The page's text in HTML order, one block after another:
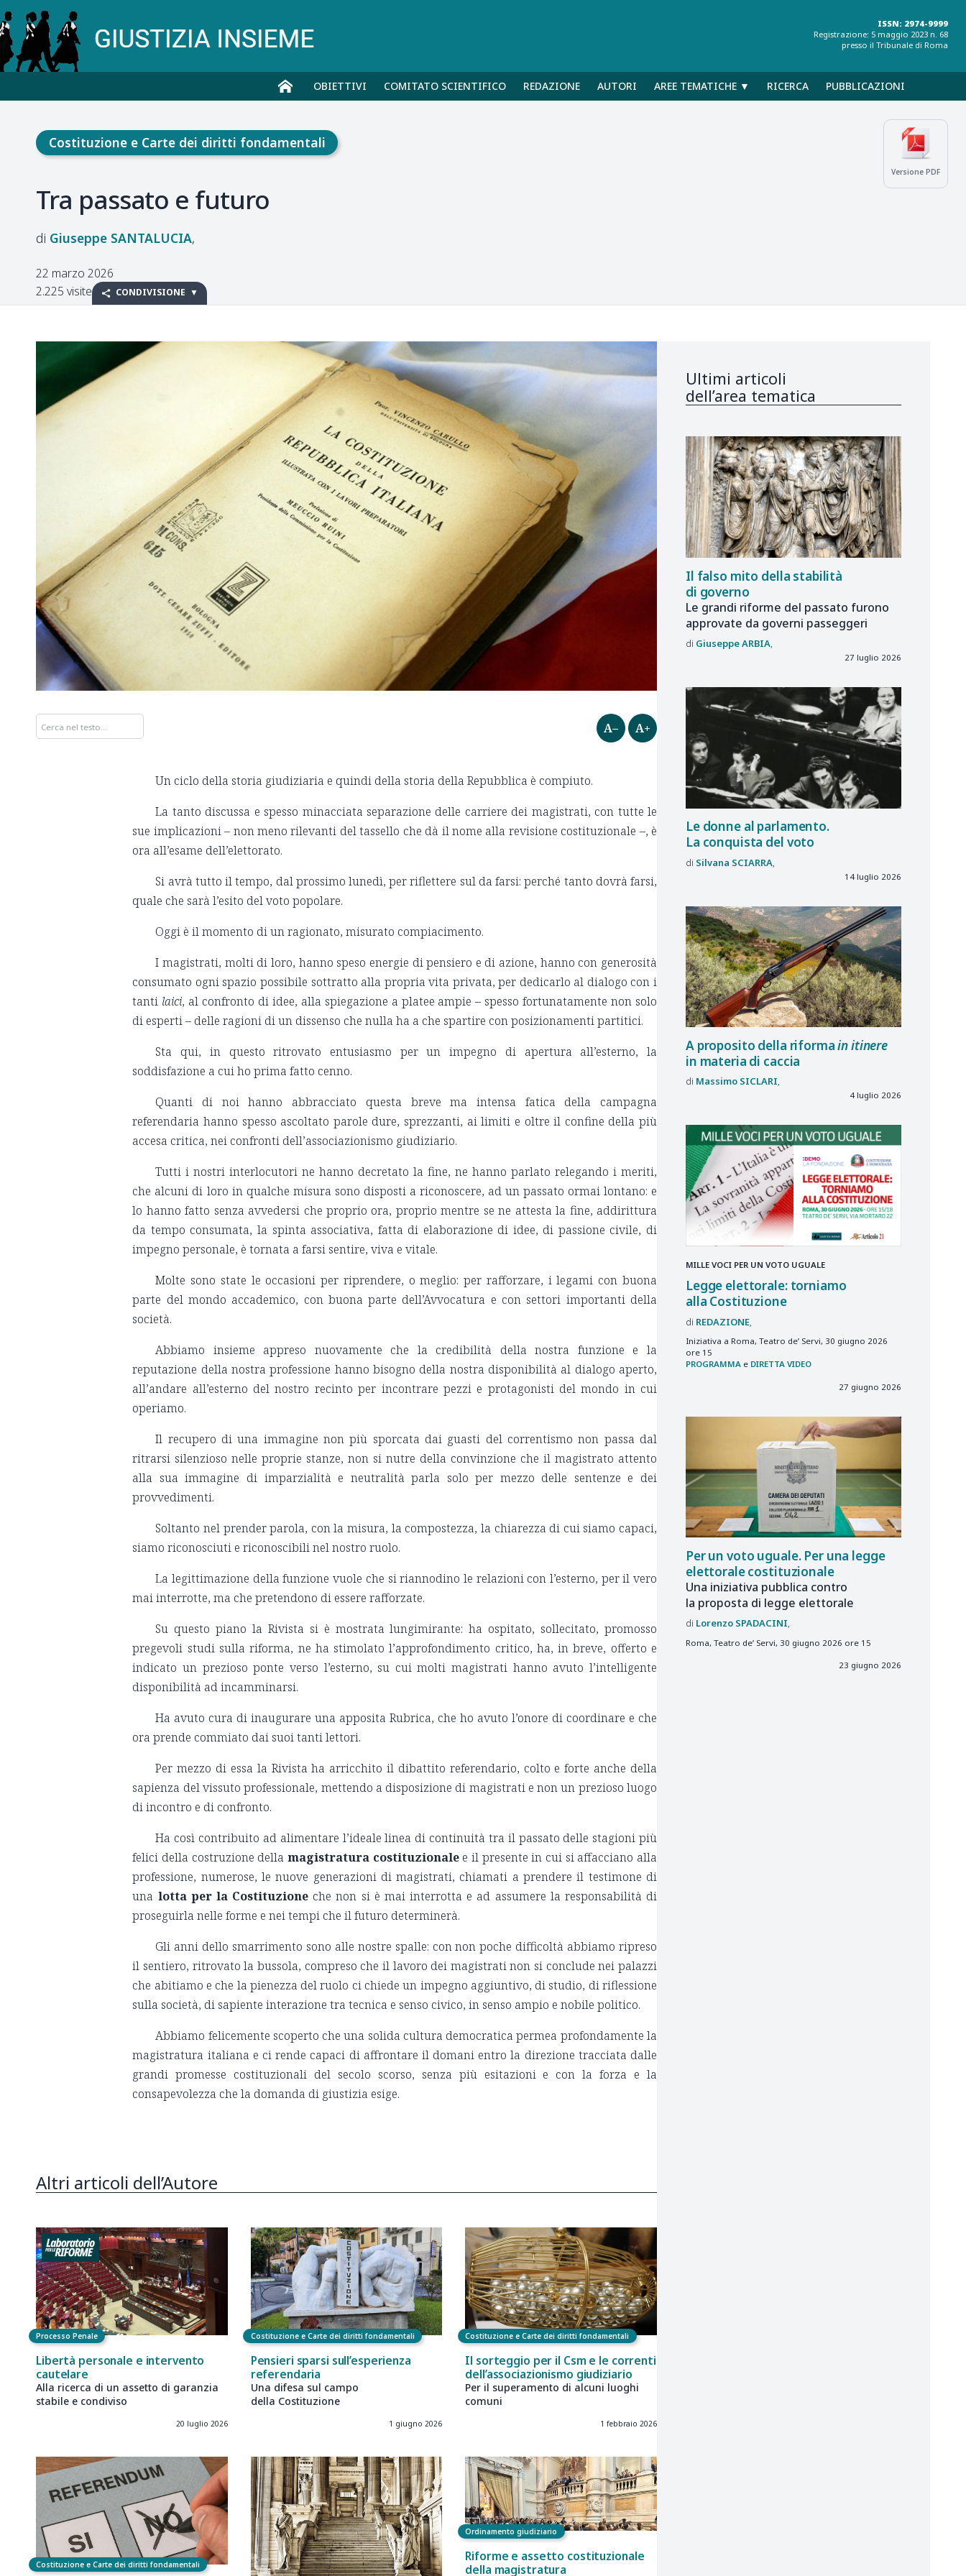
ISSN: 2974-9999
Registrazione: 5 maggio 2023 n. 68
presso il Tribunale di Roma
OBIETTIVI COMITATO SCIENTIFICO REDAZIONE AUTORI AREE TEMATICHE ▼ RICERCA PUBBLICAZIONI
Versione PDF
Costituzione e Carte dei diritti fondamentali
Tra passato e futuro
Giuseppe SANTALUCIA
22 marzo 2026
2.225 visite
CONDIVISIONE
A– A+
Un ciclo della storia giudiziaria e quindi della storia della Repubblica è compiuto.
La tanto discussa e spesso minacciata separazione delle carriere dei magistrati, con tutte le
sue implicazioni – non meno rilevanti del tassello che dà il nome alla revisione costituzionale –, è
ora all’esame dell’elettorato.
Si avrà tutto il tempo, dal prossimo lunedì, per riflettere sul da farsi: perché tanto dovrà farsi,
quale che sarà l’esito del voto popolare.
Oggi è il momento di un ragionato, misurato compiacimento.
I magistrati, molti di loro, hanno speso energie di pensiero e di azione, hanno con generosità
consumato ogni spazio possibile sottratto alla propria vita privata, per dedicarlo al dialogo con i
tanti laici, al confronto di idee, alla spiegazione a platee ampie – spesso fortunatamente non solo
di esperti – delle ragioni di un dissenso che nulla ha a che spartire con posizionamenti partitici.
Sta qui, in questo ritrovato entusiasmo per un impegno di apertura all’esterno, la
soddisfazione a cui ho prima fatto cenno.
Quanti di noi hanno abbracciato questa breve ma intensa fatica della campagna
referendaria hanno spesso ascoltato parole dure, sprezzanti, ai limiti e oltre il confine della più
accesa critica, nei confronti dell’associazionismo giudiziario.
Tutti i nostri interlocutori ne hanno decretato la fine, ne hanno parlato relegando i meriti,
che alcuni di loro in qualche misura sono disposti a riconoscere, ad un passato ormai lontano: e
lo hanno fatto senza avvedersi che proprio ora, proprio mentre se ne attesta la fine, addirittura
da tempo consumata, la spinta associativa, fatta di elaborazione di idee, di passione civile, di
impegno personale, è tornata a farsi sentire, viva e vitale.
Molte sono state le occasioni per riprendere, o meglio: per rafforzare, i legami con buona
parte del mondo accademico, con buona parte dell’Avvocatura e con settori importanti della
società.
Abbiamo insieme appreso nuovamente che la credibilità della nostra funzione e la
reputazione della nostra professione hanno bisogno della nostra disponibilità al dialogo aperto,
all’andare all’esterno del nostro recinto per incontrare pezzi e protagonisti del mondo in cui
operiamo.
Il recupero di una immagine non più sporcata dai guasti del correntismo non passa dal
ritrarsi silenzioso nelle proprie stanze, non si nutre della convinzione che il magistrato attento
alla sua immagine di imparzialità e neutralità parla solo per mezzo delle sentenze e dei
provvedimenti.
Soltanto nel prender parola, con la misura, la compostezza, la chiarezza di cui siamo capaci,
siamo riconosciuti e riconoscibili nel nostro ruolo.
La legittimazione della funzione vuole che si riannodino le relazioni con l’esterno, per il vero
mai interrotte, ma che pretendono di essere rafforzate.
Su questo piano la Rivista si è mostrata lungimirante: ha ospitato, sollecitato, promosso
pregevoli studi sulla riforma, ne ha stimolato l’approfondimento critico, ha, in breve, offerto e
indicato un prezioso ponte verso l’esterno, su cui molti magistrati hanno avuto l’intelligente
disponibilità ad incamminarsi.
Ha avuto cura di inaugurare una apposita Rubrica, che ho avuto l’onore di coordinare e che
ora prende commiato dai suoi tanti lettori.
Per mezzo di essa la Rivista ha arricchito il dibattito referendario, colto e forte anche della
sapienza del vissuto professionale, mettendo a disposizione di magistrati e non un prezioso luogo
di incontro e di confronto.
Ha così contribuito ad alimentare l’ideale linea di continuità tra il passato delle stagioni più
felici della costruzione dellamagistratura costituzionalee il presente in cui si affacciano alla
professione, numerose, le nuove generazioni di magistrati, chiamati a prendere il testimone di
una lotta per la Costituzione che non si è mai interrotta e ad assumere la responsabilità di
proseguirla nelle forme e nei tempi che il futuro determinerà.
Gli anni dello smarrimento sono alle nostre spalle: con non poche difficoltà abbiamo ripreso
il sentiero, ritrovato la bussola, compreso che il lavoro dei magistrati non si conclude nei palazzi
che abitiamo e che la pienezza del ruolo ci chiede un impegno aggiuntivo, di studio, di riflessione
sulla società, di sapiente interazione tra tecnica e senso civico, in senso ampio e nobile politico.
Abbiamo felicemente scoperto che una solida cultura democratica permea profondamente la
magistratura italiana e ci rende capaci di affrontare il domani entro la direzione tracciata dalle
grandi promesse costituzionali del secolo scorso, senza più esitazioni e con la forza e la
consapevolezza che la domanda di giustizia esige.
Altri articoli dell’Autore
Processo Penale
Libertà personale e intervento
cautelare
Alla ricerca di un assetto di garanzia
stabile e condiviso
20 luglio 2026
Costituzione e Carte dei diritti fondamentali
Pensieri sparsi sull’esperienza
referendaria
Una difesa sul campo
della Costituzione
1 giugno 2026
Costituzione e Carte dei diritti fondamentali
Il sorteggio per il Csm e le correnti
dell’associazionismo giudiziario
Per il superamento di alcuni luoghi
comuni
1 febbraio 2026
Costituzione e Carte dei diritti fondamentali
Ordinamento giudiziario
Riforme e assetto costituzionale
della magistratura
Ultimi articoli
dell’area tematica
Il falso mito della stabilità
di governo
Le grandi riforme del passato furono
approvate da governi passeggeri
GiuseppeARBIA
27 luglio 2026
Le donne al parlamento.
La conquista del voto
Silvana SCIARRA
14 luglio 2026
A proposito della riformain itinere
in materia di caccia
Massimo SICLARI
4 luglio 2026
MILLE VOCI PER UN VOTO UGUALE
Legge elettorale: torniamo
alla Costituzione
REDAZIONE
Iniziativa a Roma, Teatro de’ Servi, 30 giugno 2026
ore 15
PROGRAMMA e DIRETTA VIDEO
27 giugno 2026
Per un voto uguale. Per una legge
elettorale costituzionale
Una iniziativa pubblica contro
la proposta di legge elettorale
Lorenzo SPADACINI
Roma, Teatro de’ Servi, 30 giugno 2026 ore 15
23 giugno 2026